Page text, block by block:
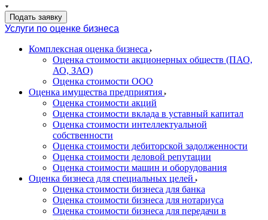
Подать заявку
Услуги по оценке бизнеса
Комплексная оценка бизнеса
Оценка стоимости акционерных обществ (ПАО,
АО, ЗАО)
Оценка стоимости ООО
Оценка имущества предприятия
Оценка стоимости акций
Оценка стоимости вклада в уставный капитал
Оценка стоимости интеллектуальной
собственности
Оценка стоимости дебиторской задолженности
Оценка стоимости деловой репутации
Оценка стоимости машин и оборудования
Оценка бизнеса для специальных целей
Оценка стоимости бизнеса для банка
Оценка стоимости бизнеса для нотариуса
Оценка стоимости бизнеса для передачи в